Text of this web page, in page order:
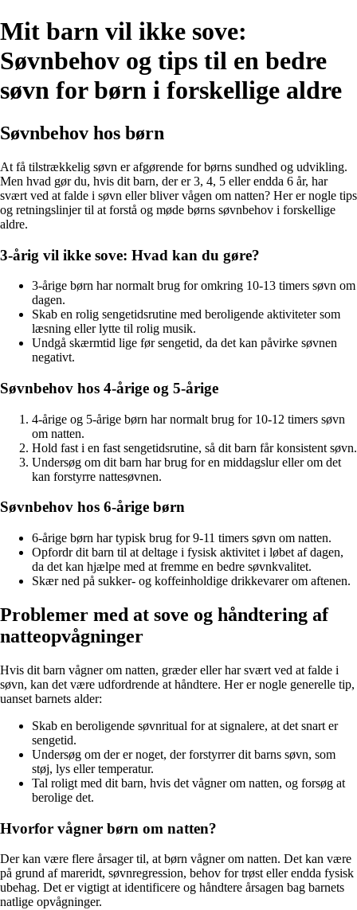
Mit barn vil ikke sove:
Søvnbehov og tips til en bedre
søvn for børn i forskellige aldre
Søvnbehov hos børn
At få tilstrækkelig søvn er afgørende for børns sundhed og udvikling.
Men hvad gør du, hvis dit barn, der er 3, 4, 5 eller endda 6 år, har
svært ved at falde i søvn eller bliver vågen om natten? Her er nogle tips
og retningslinjer til at forstå og møde børns søvnbehov i forskellige
aldre.
3-årig vil ikke sove: Hvad kan du gøre?
3-årige børn har normalt brug for omkring 10-13 timers søvn om
dagen.
Skab en rolig sengetidsrutine med beroligende aktiviteter som
læsning eller lytte til rolig musik.
Undgå skærmtid lige før sengetid, da det kan påvirke søvnen
negativt.
Søvnbehov hos 4-årige og 5-årige
4-årige og 5-årige børn har normalt brug for 10-12 timers søvn
om natten.
Hold fast i en fast sengetidsrutine, så dit barn får konsistent søvn.
Undersøg om dit barn har brug for en middagslur eller om det
kan forstyrre nattesøvnen.
Søvnbehov hos 6-årige børn
6-årige børn har typisk brug for 9-11 timers søvn om natten.
Opfordr dit barn til at deltage i fysisk aktivitet i løbet af dagen,
da det kan hjælpe med at fremme en bedre søvnkvalitet.
Skær ned på sukker- og koffeinholdige drikkevarer om aftenen.
Problemer med at sove og håndtering af
natteopvågninger
Hvis dit barn vågner om natten, græder eller har svært ved at falde i
søvn, kan det være udfordrende at håndtere. Her er nogle generelle tip,
uanset barnets alder:
Skab en beroligende søvnritual for at signalere, at det snart er
sengetid.
Undersøg om der er noget, der forstyrrer dit barns søvn, som
støj, lys eller temperatur.
Tal roligt med dit barn, hvis det vågner om natten, og forsøg at
berolige det.
Hvorfor vågner børn om natten?
Der kan være flere årsager til, at børn vågner om natten. Det kan være
på grund af mareridt, søvnregression, behov for trøst eller endda fysisk
ubehag. Det er vigtigt at identificere og håndtere årsagen bag barnets
natlige opvågninger.